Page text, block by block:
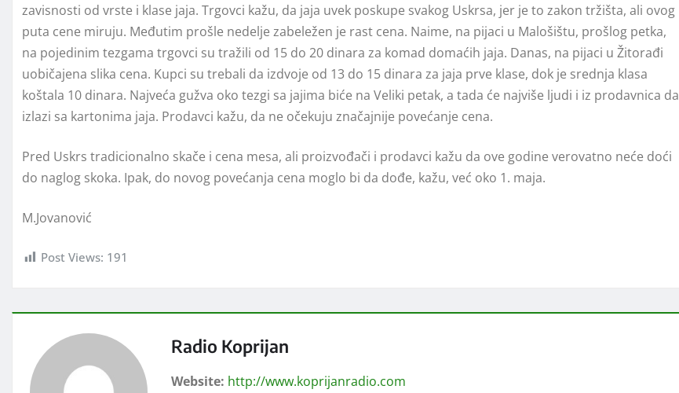
zavisnosti od vrste i klase jaja. Trgovci kažu, da jaja uvek poskupe svakog Uskrsa, jer je to zakon tržišta, ali ovog
puta cene miruju. Međutim prošle nedelje zabeležen je rast cena. Naime, na pijaci u Malošištu, prošlog petka,
na pojedinim tezgama trgovci su tražili od 15 do 20 dinara za komad domaćih jaja. Danas, na pijaci u Žitorađi
uobičajena slika cena. Kupci su trebali da izdvoje od 13 do 15 dinara za jaja prve klase, dok je srednja klasa
koštala 10 dinara. Najveća gužva oko tezgi sa jajima biće na Veliki petak, a tada će najviše ljudi i iz prodavnica da
izlazi sa kartonima jaja. Prodavci kažu, da ne očekuju značajnije povećanje cena.
Pred Uskrs tradicionalno skače i cena mesa, ali proizvođači i prodavci kažu da ove godine verovatno neće doći
do naglog skoka. Ipak, do novog povećanja cena moglo bi da dođe, kažu, već oko 1. maja.
M.Jovanović
Post Views: 191
Radio Koprijan
Website: http://www.koprijanradio.com